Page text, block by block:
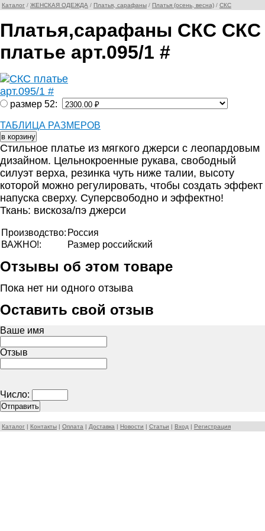
Каталог / ЖЕНСКАЯ ОДЕЖДА / Платья, сарафаны / Платья (осень, весна) / СКС
Платья,сарафаны СКС СКС
платье арт.095/1 #
размер 52:
ТАБЛИЦА РАЗМЕРОВ
Стильное платье из мягкого джерси с леопардовым
дизайном. Цельнокроенные рукава, свободный
силуэт верха, резинка чуть ниже талии, высоту
которой можно регулировать, чтобы создать эффект
напуска сверху. Суперсвободно и эффектно!
Ткань: вискоза/пэ джерси
Производство: Россия
ВАЖНО!:
Размер российский
Отзывы об этом товаре
Пока нет ни одного отзыва
Оставить свой отзыв
Ваше имя
Отзыв
Число:
Каталог | Контакты | Оплата | Доставка | Новости | Статьи | Вход | Регистрация